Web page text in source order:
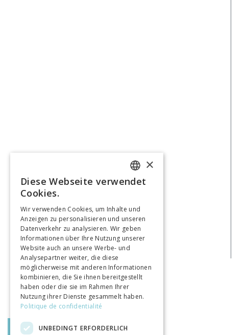
FRENCH
ITALIAN
×
Diese Webseite verwendet
Cookies.
Wir verwenden Cookies, um Inhalte und
Anzeigen zu personalisieren und unseren
Datenverkehr zu analysieren. Wir geben
Informationen über Ihre Nutzung unserer
Website auch an unsere Werbe- und
Analysepartner weiter, die diese
möglicherweise mit anderen Informationen
kombinieren, die Sie ihnen bereitgestellt
haben oder die sie im Rahmen Ihrer
Nutzung ihrer Dienste gesammelt haben.
Politique de confidentialité
UNBEDINGT ERFORDERLICH